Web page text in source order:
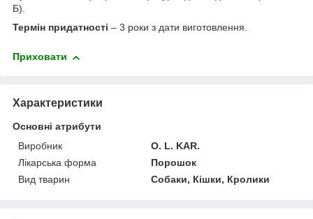
Б).
Термін придатності – 3 роки з дати виготовлення.
Приховати
Характеристики
Основні атрибути
Виробник
O. L. KAR.
Лікарська форма
Порошок
Вид тварин
Собаки, Кішки, Кролики